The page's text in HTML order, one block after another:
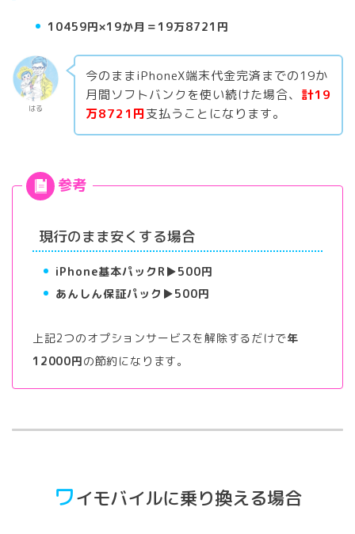
10459円×19か月＝19万8721円
はる
今のままiPhoneX端末代金完済までの19か
月間ソフトバンクを使い続けた場合、 計19
万8721円支払うことになります。
現行のまま安くする場合
iPhone基本パックR▶︎500円
あんしん保証パック▶︎500円
上記2つのオプションサービスを解除するだけで年
12000円の節約になります。
ワイモバイルに乗り換える場合